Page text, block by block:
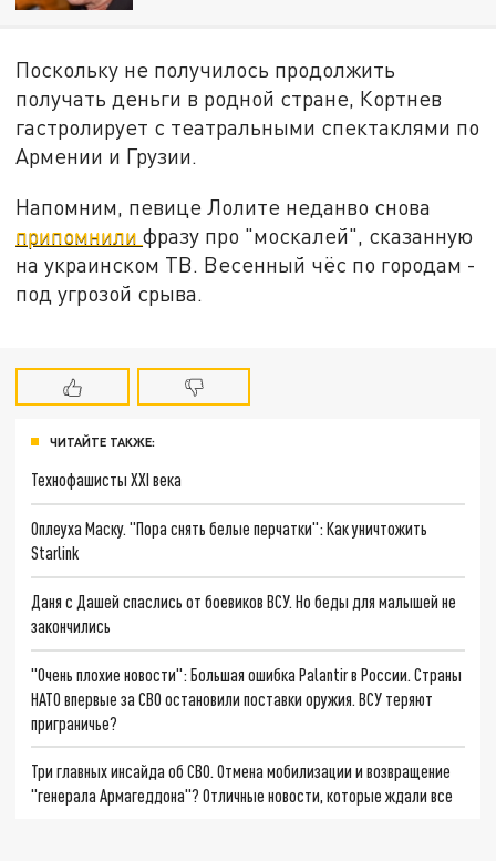
Поскольку не получилось продолжить
получать деньги в родной стране, Кортнев
гастролирует с театральными спектаклями по
Армении и Грузии.
Напомним, певице Лолите неданво снова
припомнилифразу про "москалей", сказанную
на украинском ТВ. Весенный чёс по городам -
под угрозой срыва.
ЧИТАЙТЕ ТАКЖЕ:
Технофашисты XXI века
Оплеуха Маску. "Пора снять белые перчатки": Как уничтожить
Starlink
Даня с Дашей спаслись от боевиков ВСУ. Но беды для малышей не
закончились
"Очень плохие новости": Большая ошибка Palantir в России. Страны
НАТО впервые за СВО остановили поставки оружия. ВСУ теряют
приграничье?
Три главных инсайда об СВО. Отмена мобилизации и возвращение
"генерала Армагеддона"? Отличные новости, которые ждали все